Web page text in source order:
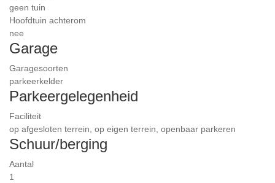
geen tuin
Hoofdtuin achterom
nee
Garage
Garagesoorten
parkeerkelder
Parkeergelegenheid
Faciliteit
op afgesloten terrein, op eigen terrein, openbaar parkeren
Schuur/berging
Aantal
1